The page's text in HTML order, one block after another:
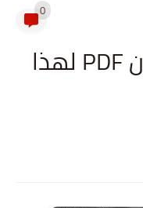
0
إمساكية شهر رمضان PDF لهذا